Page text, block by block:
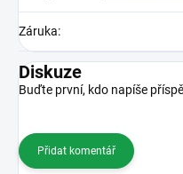
Záruka:
Diskuze
Buďte první, kdo napíše
Přidat komentář